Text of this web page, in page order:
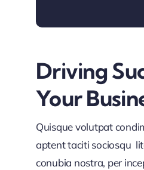
Driving
Your
Quisque volutpat
aptent taciti sociosqu
conubia nostra, per